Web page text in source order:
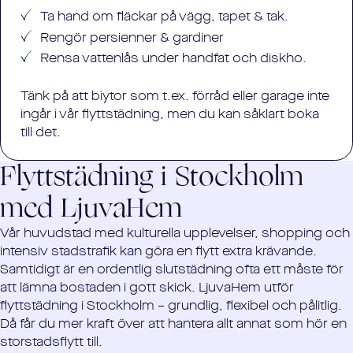
Ta hand om fläckar på vägg, tapet & tak.
Rengör persienner & gardiner
Rensa vattenlås under handfat och diskho.
Tänk på att biytor som t.ex. förråd eller garage inte
ingår i vår flyttstädning, men du kan såklart boka
till det.
Flyttstädning i Stockholm
med LjuvaHem
Vår huvudstad med kulturella upplevelser, shopping och
intensiv stadstrafik kan göra en flytt extra krävande.
Samtidigt är en ordentlig slutstädning ofta ett måste för
att lämna bostaden i gott skick. LjuvaHem utför
flyttstädning i Stockholm – grundlig, flexibel och pålitlig.
Då får du mer kraft över att hantera allt annat som hör en
storstadsflytt till.